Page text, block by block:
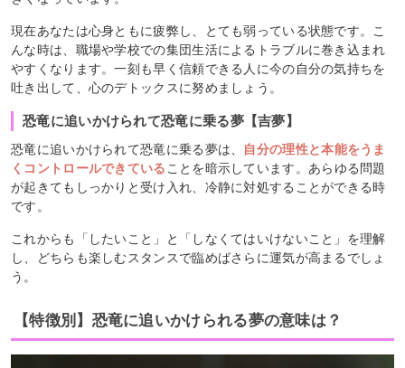
現在あなたは心身ともに疲弊し、とても弱っている状態です。こ
んな時は、職場や学校での集団生活によるトラブルに巻き込まれ
やすくなります。一刻も早く信頼できる人に今の自分の気持ちを
吐き出して、心のデトックスに努めましょう。
恐竜に追いかけられて恐竜に乗る夢【吉夢】
恐竜に追いかけられて恐竜に乗る夢は、 自分の理性と本能をうま
くコントロールできている ことを暗示しています。あらゆる問題
が起きてもしっかりと受け入れ、冷静に対処することができる時
です。
これからも「したいこと」と「しなくてはいけないこと」を理解
し、どちらも楽しむスタンスで臨めばさらに運気が高まるでしょ
う。
【特徴別】恐竜に追いかけられる夢の意味は？